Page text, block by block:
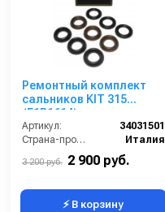
Ремонтный комплект
сальников KIT 315
(E1B1614)
Артикул:
34031501
Страна-производитель:
Италия
3 200 руб. 2 900 руб.
⚡ В корзину